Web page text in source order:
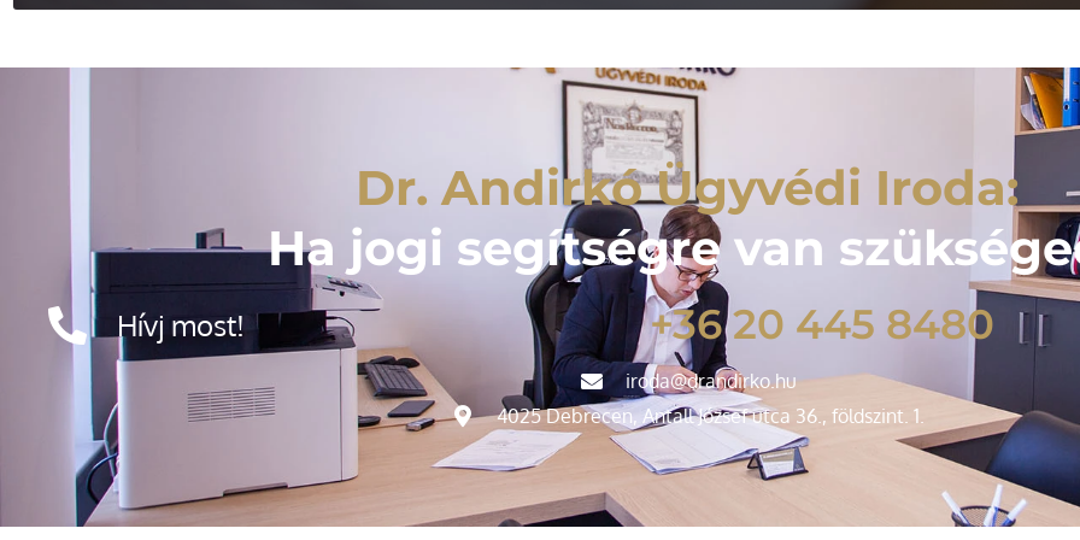
Dr. Andirkó Ügyvédi Iroda:
Ha jogi segítségre van
Hívj most! +36 20 445 8480
iroda@drandirko.hu
4025 Debrecen, Antall József utca 36., földszint. 1.